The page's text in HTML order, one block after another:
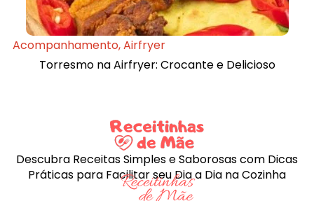
Acompanhamento,Airfryer
Torresmo na Airfryer: Crocante e Delicioso
Descubra Receitas Simples e Saborosas com Dicas
Práticas para Facilitar seu Dia a Dia na Cozinha